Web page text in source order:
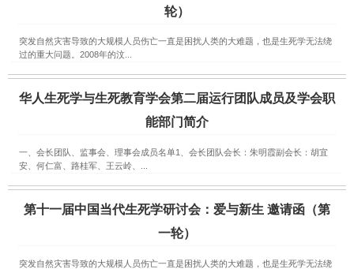
轮）
突发自然灾害导致的大规模人员伤亡一直是困扰人类的大难题，也是生死学无法绕
过的重大问题。2008年的汶...
华人生死学与生死教育学会第二届运行团队成员及学会职
能部门简介
一、会长团队、监事会、理事会成员名单1、会长团队会长：朱明霞副会长：胡宜
安、何仁富、路桂军、王云岭、...
第十一届中国当代生死学研讨会：爱与新生 邀请函（第
一轮）
突发自然灾害导致的大规模人员伤亡一直是困扰人类的大难题，也是生死学无法绕